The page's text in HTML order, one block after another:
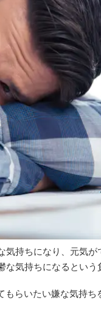
持ちになり、元気
気持ちになるという
もらいたい嫌な気持